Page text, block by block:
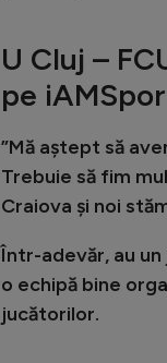
U Cluj –
pe
”Mă aștept să
Trebuie să fim
Craiova și noi
Într-adevăr, au
o echipă bine
jucătorilor.